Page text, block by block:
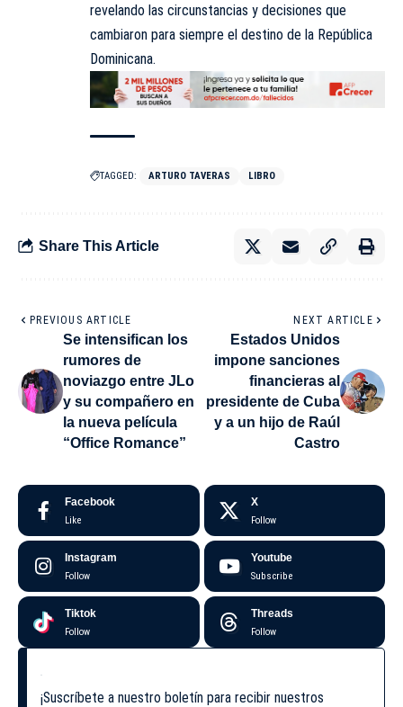
revelando las circunstancias y decisiones que
cambiaron para siempre el destino de la República
Dominicana.
TAGGED: ARTURO TAVERAS LIBRO
Share This Article
PREVIOUS ARTICLE
Se intensifican los
rumores de
noviazgo entre JLo
y su compañero en
la nueva película
“Office Romance”
NEXT ARTICLE
Estados Unidos
impone sanciones
financieras al
presidente de Cuba
y a un hijo de Raúl
Castro
Facebook
Like
X
Follow
Instagram
Follow
Youtube
Subscribe
Tiktok
Follow
Threads
Follow
¡Suscríbete a nuestro boletín para recibir nuestros